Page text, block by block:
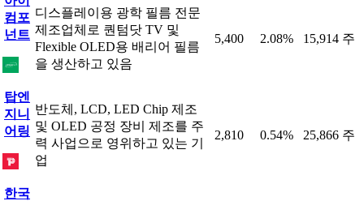
컴포
넌트
디스플레이용 광학 필름 전문
제조업체로 퀀텀닷 TV 및
Flexible OLED용 배리어 필름
을 생산하고 있음
5,400 2.08% 15,914 주
탑엔
지니
어링
반도체, LCD, LED Chip 제조
및 OLED 공정 장비 제조를 주
력 사업으로 영위하고 있는 기
업
2,810 0.54% 25,866 주
한국